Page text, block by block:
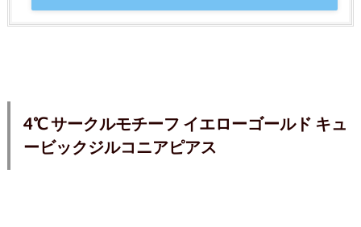
4℃ サークルモチーフ イエローゴールド キュ
ービックジルコニアピアス